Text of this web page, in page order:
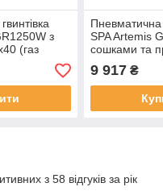
з
(газ
Пневматична
SPA Artemis
сошками та
9x40 (газ
сошки)
9 917₴
з 58 відгуків за рік